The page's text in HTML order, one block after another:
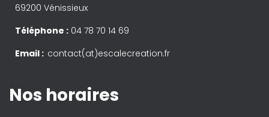
69200 Vénissieux
Téléphone : 04 78 70 14 69
Email : contact(at)escalecreation.fr
Nos horaires